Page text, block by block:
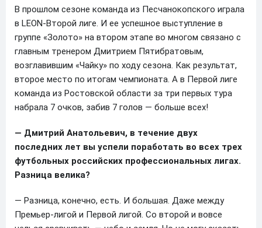
В прошлом сезоне команда из Песчанокопского играла
в LEON-Второй лиге. И ее успешное выступление в
группе «Золото» на втором этапе во многом связано с
главным тренером Дмитрием Пятибратовым,
возглавившим «Чайку» по ходу сезона. Как результат,
второе место по итогам чемпионата. А в Первой лиге
команда из Ростовской области за три первых тура
набрала 7 очков, забив 7 голов — больше всех!
— Дмитрий Анатольевич, в течение двух
последних лет вы успели поработать во всех трех
футбольных российских профессиональных лигах.
Разница велика?
— Разница, конечно, есть. И большая. Даже между
Премьер-лигой и Первой лигой. Со второй и вовсе